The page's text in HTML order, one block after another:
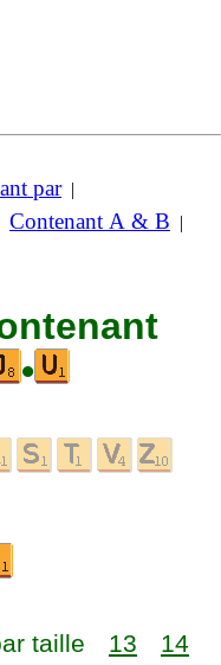
par|
Contenant A & B |
•
taille 13
14